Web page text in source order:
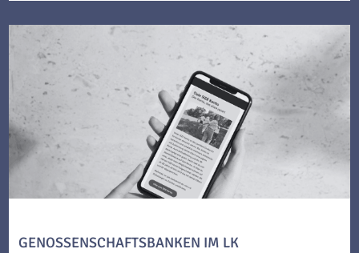
GENOSSENSCHAFTSBANKEN IM LK